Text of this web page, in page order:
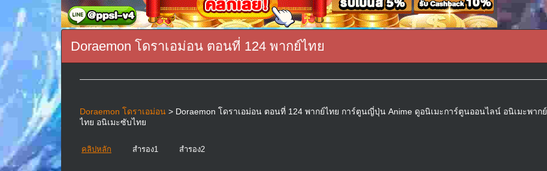
Doraemon โดราเอม่อน ตอนที่ 124 พากย์ไทย
Doraemon โดราเอม่อน > Doraemon โดราเอม่อน ตอนที่ 124 พากย์ไทย การ์ตูนญี่ปุ่น Anime ดูอนิเมะการ์ตูนออนไลน์ อนิเมะพากย์
ไทย อนิเมะซับไทย
คลิปหลัก สำรอง1 สำรอง2